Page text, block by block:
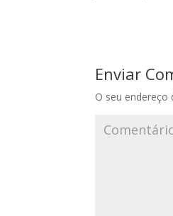
Enviar
O seu endereço